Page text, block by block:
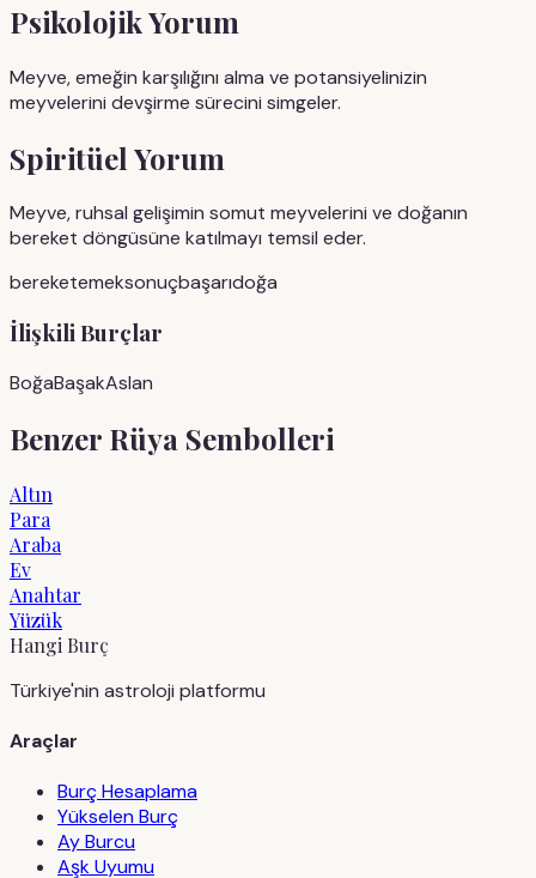
Psikolojik Yorum
Meyve, emeğin karşılığını alma ve potansiyelinizin
meyvelerini devşirme sürecini simgeler.
Spiritüel Yorum
Meyve, ruhsal gelişimin somut meyvelerini ve doğanın
bereket döngüsüne katılmayı temsil eder.
bereketemeksonuçbaşarıdoğa
İlişkili Burçlar
BoğaBaşakAslan
Benzer Rüya Sembolleri
Altın
Para
Araba
Ev
Anahtar
Yüzük
Hangi Burç
Türkiye'nin astroloji platformu
Araçlar
Burç Hesaplama
Yükselen Burç
Ay Burcu
Aşk Uyumu